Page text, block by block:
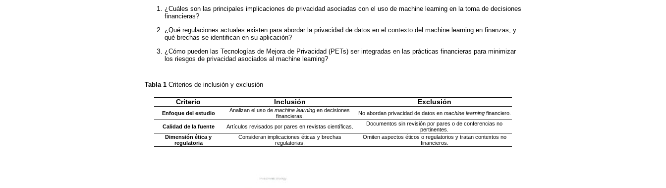
¿Cuáles son las principales implicaciones de privacidad asociadas con el uso de machine learning en la toma de decisiones
financieras?
¿Qué regulaciones actuales existen para abordar la privacidad de datos en el contexto del machine learning en finanzas, y
qué brechas se identifican en su aplicación?
¿Cómo pueden las Tecnologías de Mejora de Privacidad (PETs) ser integradas en las prácticas financieras para minimizar
los riesgos de privacidad asociados al machine learning?
Tabla 1 Criterios de inclusión y exclusión
Criterio Inclusión Exclusión
Enfoque del estudio Analizan el uso de machine learning en decisiones
financieras.
No abordan privacidad de datos en machine learningfinanciero.
Calidad de la fuente Artículos revisados por pares en revistas científicas.
Documentos sin revisión por pares o de conferencias no
pertinentes.
Dimensión ética y
regulatoria
Consideran implicaciones éticas y brechas
regulatorias.
Omiten aspectos éticos o regulatorios y tratan contextos no
financieros.